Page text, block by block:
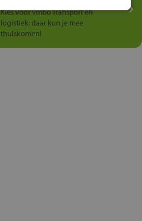
Kies voor vmbo Transport en
logistiek: daar kun je mee
thuiskomen!